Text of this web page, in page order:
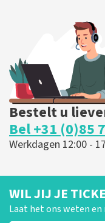
BESTEL NU
Bestelt u
Bel +31 (0)85
Werkdagen 12:00 -
WIL JIJ JE
Laat het ons weten